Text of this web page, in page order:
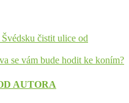
čistit ulice od
se vám bude hodit ke koním?
AUTORA